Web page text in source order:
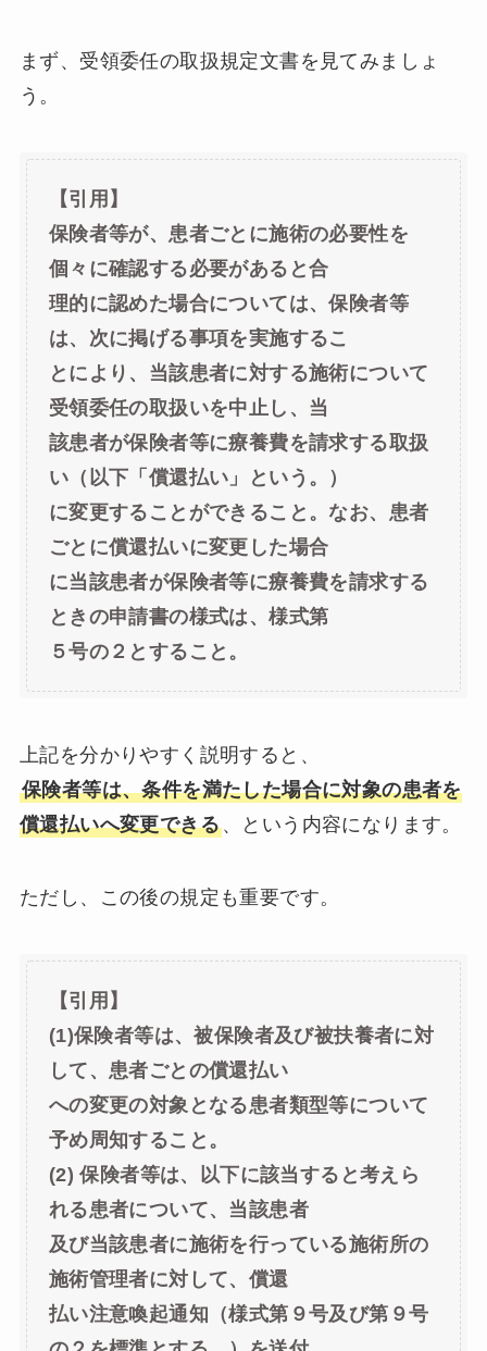
まず、受領委任の取扱規定文書を見てみましょ
う。
【引用】
保険者等が、患者ごとに施術の必要性を
個々に確認する必要があると合
理的に認めた場合については、保険者等
は、次に掲げる事項を実施するこ
とにより、当該患者に対する施術について
受領委任の取扱いを中止し、当
該患者が保険者等に療養費を請求する取扱
い（以下「償還払い」という。）
に変更することができること。なお、患者
ごとに償還払いに変更した場合
に当該患者が保険者等に療養費を請求する
ときの申請書の様式は、様式第
５号の２とすること。
上記を分かりやすく説明すると、
保険者等は、条件を満たした場合に対象の患者を
償還払いへ変更できる、という内容になります。
ただし、この後の規定も重要です。
【引用】
(1)保険者等は、被保険者及び被扶養者に対
して、患者ごとの償還払い
への変更の対象となる患者類型等について
予め周知すること。
(2) 保険者等は、以下に該当すると考えら
れる患者について、当該患者
及び当該患者に施術を行っている施術所の
施術管理者に対して、償還
払い注意喚起通知（様式第９号及び第９号